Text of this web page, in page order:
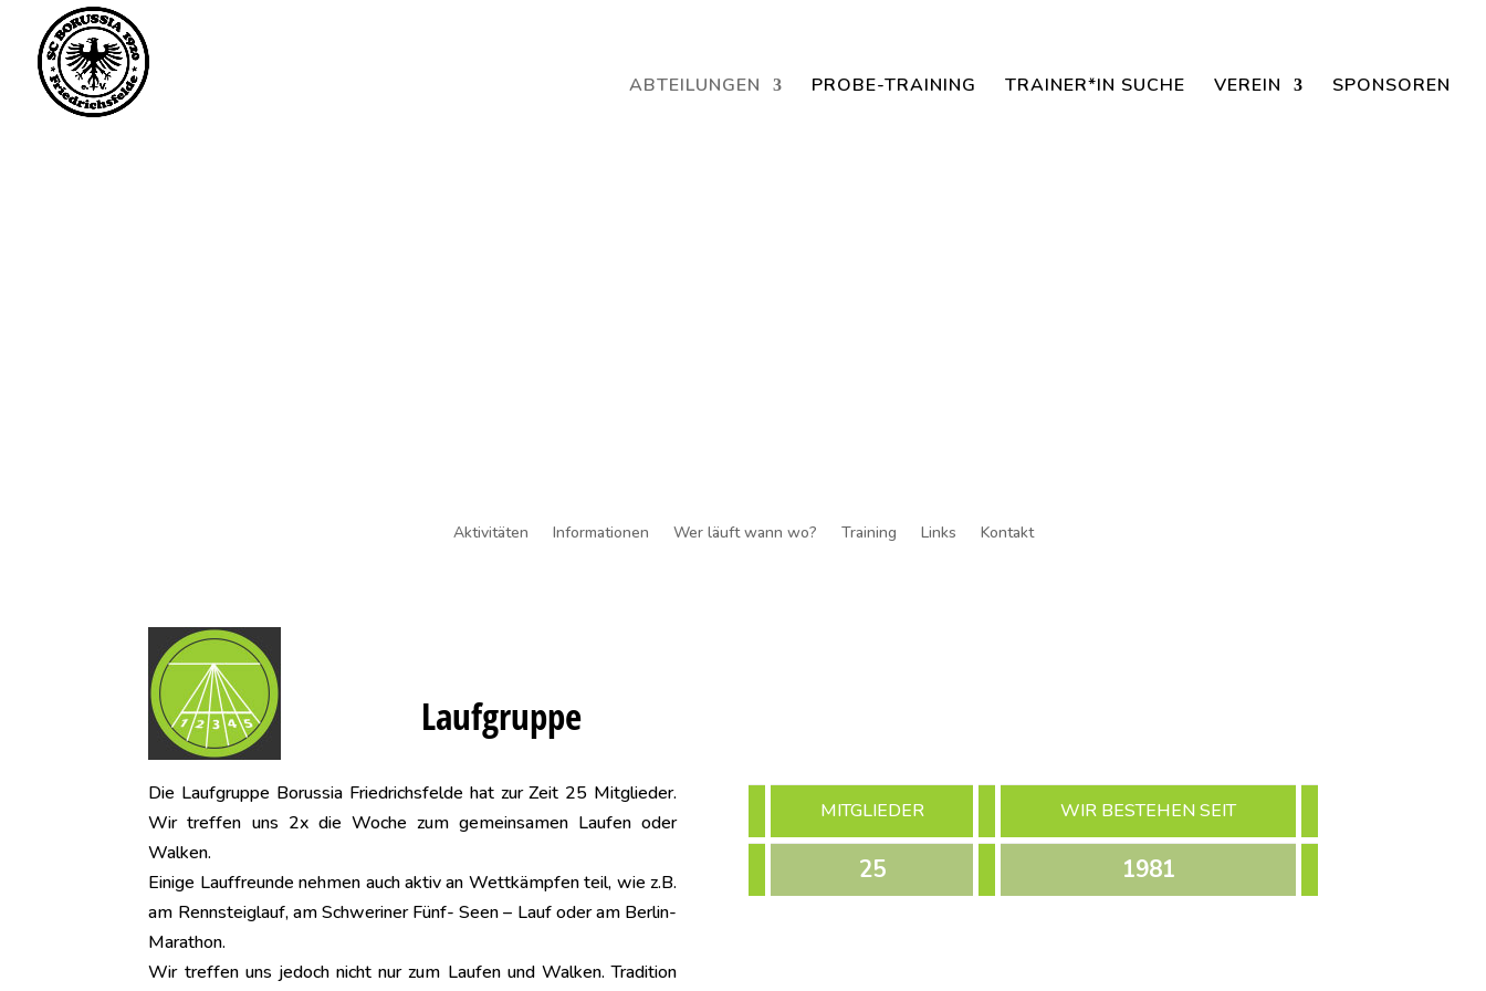
ABTEILUNGEN PROBE-TRAINING TRAINER*IN SUCHE VEREIN SPONSOREN
Aktivitäten Informationen Wer läuft wann wo? Training Links Kontakt
Laufgruppe
Die Laufgruppe Borussia Friedrichsfelde hat zur Zeit 25 Mitglieder.
Wir treffen uns 2x die Woche zum gemeinsamen Laufen oder
Walken.
Einige Lauffreunde nehmen auch aktiv an Wettkämpfen teil, wie z.B.
am Rennsteiglauf, am Schweriner Fünf- Seen – Lauf oder am Berlin-
Marathon.
Wir treffen uns jedoch nicht nur zum Laufen und Walken. Tradition
MITGLIEDER WIR BESTEHEN SEIT
25 1981